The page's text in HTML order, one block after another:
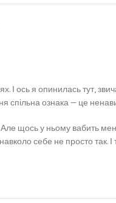
І ось я опинилась тут,
спільна ознака — це
щось у ньому вабить
себе не просто так.